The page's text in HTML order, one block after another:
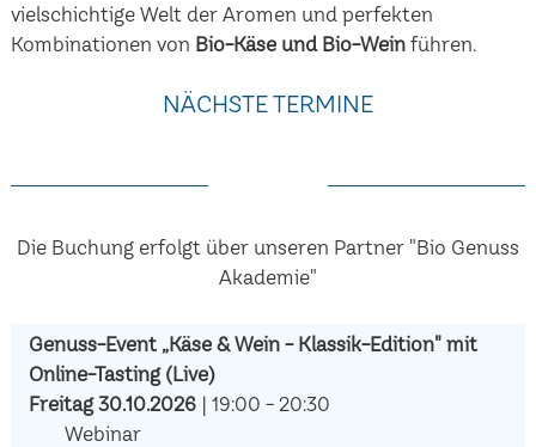
vielschichtige Welt der Aromen und perfekten
Kombinationen von Bio-Käse und Bio-Weinführen.
NÄCHSTE TERMINE
Die Buchung erfolgt über unseren Partner "Bio Genuss
Akademie"
Genuss-Event „Käse & Wein - Klassik-Edition" mit
Online-Tasting (Live)
Freitag 30.10.2026| 19:00 - 20:30
Webinar